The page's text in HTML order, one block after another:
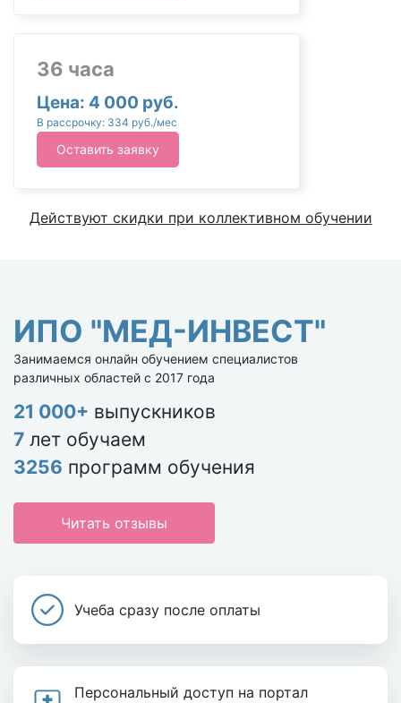
36 часа
Цена: 4 000 руб.
В рассрочку: 334 руб./мес
Оставить заявку
Действуют скидки при коллективном обучении
ИПО "МЕД-ИНВЕСТ"
Занимаемся онлайн обучением специалистов
различных областей с 2017 года
21 000+ выпускников
7 лет обучаем
3256 программ обучения
Читать отзывы
Учеба сразу после оплаты
Персональный доступ на портал